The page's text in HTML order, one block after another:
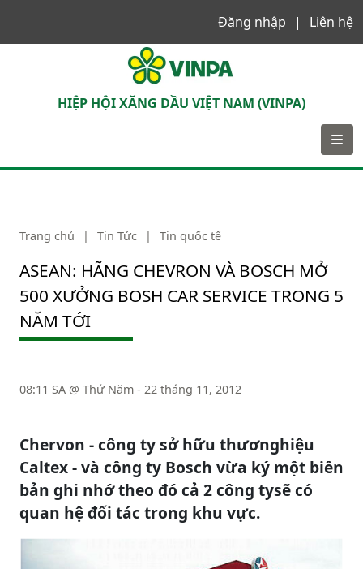
Đăng nhập
Liên hệ
HIỆP HỘI XĂNG DẦU VIỆT NAM (VINPA)
Trang chủ | Tin Tức | Tin quốc tế
ASEAN: HÃNG CHEVRON VÀ BOSCH MỞ
500 XƯỞNG BOSH CAR SERVICE TRONG 5
NĂM TỚI
08:11 SA @ Thứ Năm - 22 tháng 11, 2012
Chervon - công ty sở hữu thươnghiệu
Caltex - và công ty Bosch vừa ký một biên
bản ghi nhớ theo đó cả 2 công tysẽ có
quan hệ đối tác trong khu vực.